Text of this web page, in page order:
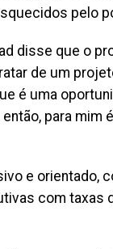
pelo
disse que o
de um
é uma
para mim
e orientado,
com taxas